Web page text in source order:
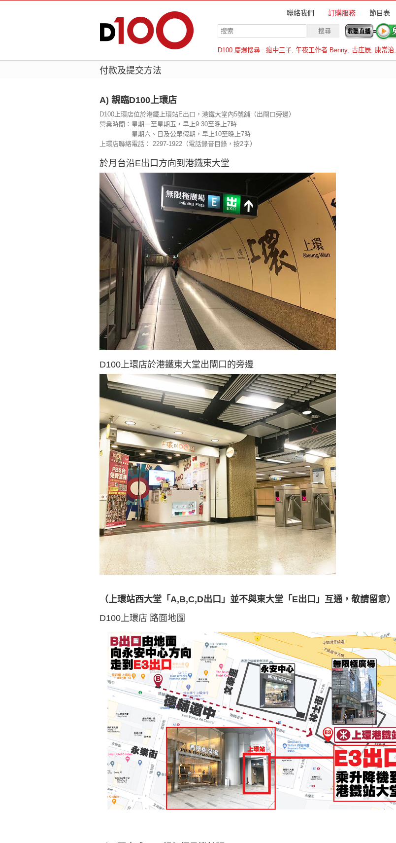
聯絡我們 訂購服務 節目表
D100 慶爆搜尋 : 瘋中三子, 午夜工作者 Benny, 古庄辰, 康常治,
羅倫斯
付款及提交方法
A) 親臨D100上環店
D100上環店位於港鐵上環站E出口，港鐵大堂內5號舖（出閘口旁邊）
營業時間：星期一至星期五，早上9:30至晚上7時
星期六、日及公眾假期，早上10至晚上7時
上環店聯絡電話： 2297-1922（電話錄音目錄，按2字）
於月台沿E出口方向到港鐵東大堂
D100上環店於港鐵東大堂出閘口的旁邊
（上環站西大堂「A,B,C,D出口」並不與東大堂「E出口」互通，敬請留意）
D100上環店 路面地圖